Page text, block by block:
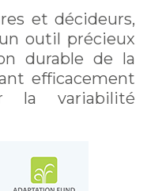
et décideurs,
outil précieux
durable de la
efficacement
la variabilité